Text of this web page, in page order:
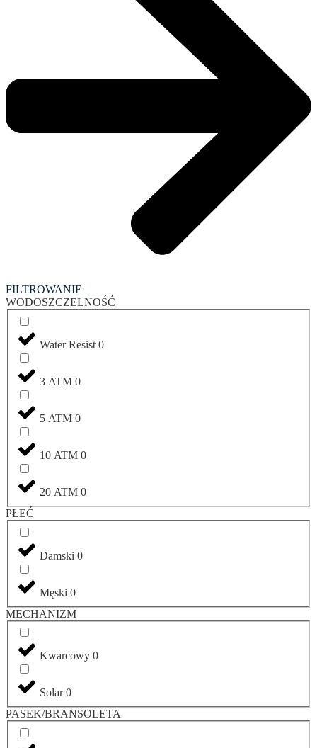
FILTROWANIE
WODOSZCZELNOŚĆ
Water Resist 0
3 ATM 0
5 ATM 0
10 ATM 0
20 ATM 0
PŁEĆ
Damski 0
Męski 0
MECHANIZM
Kwarcowy 0
Solar0
PASEK/BRANSOLETA